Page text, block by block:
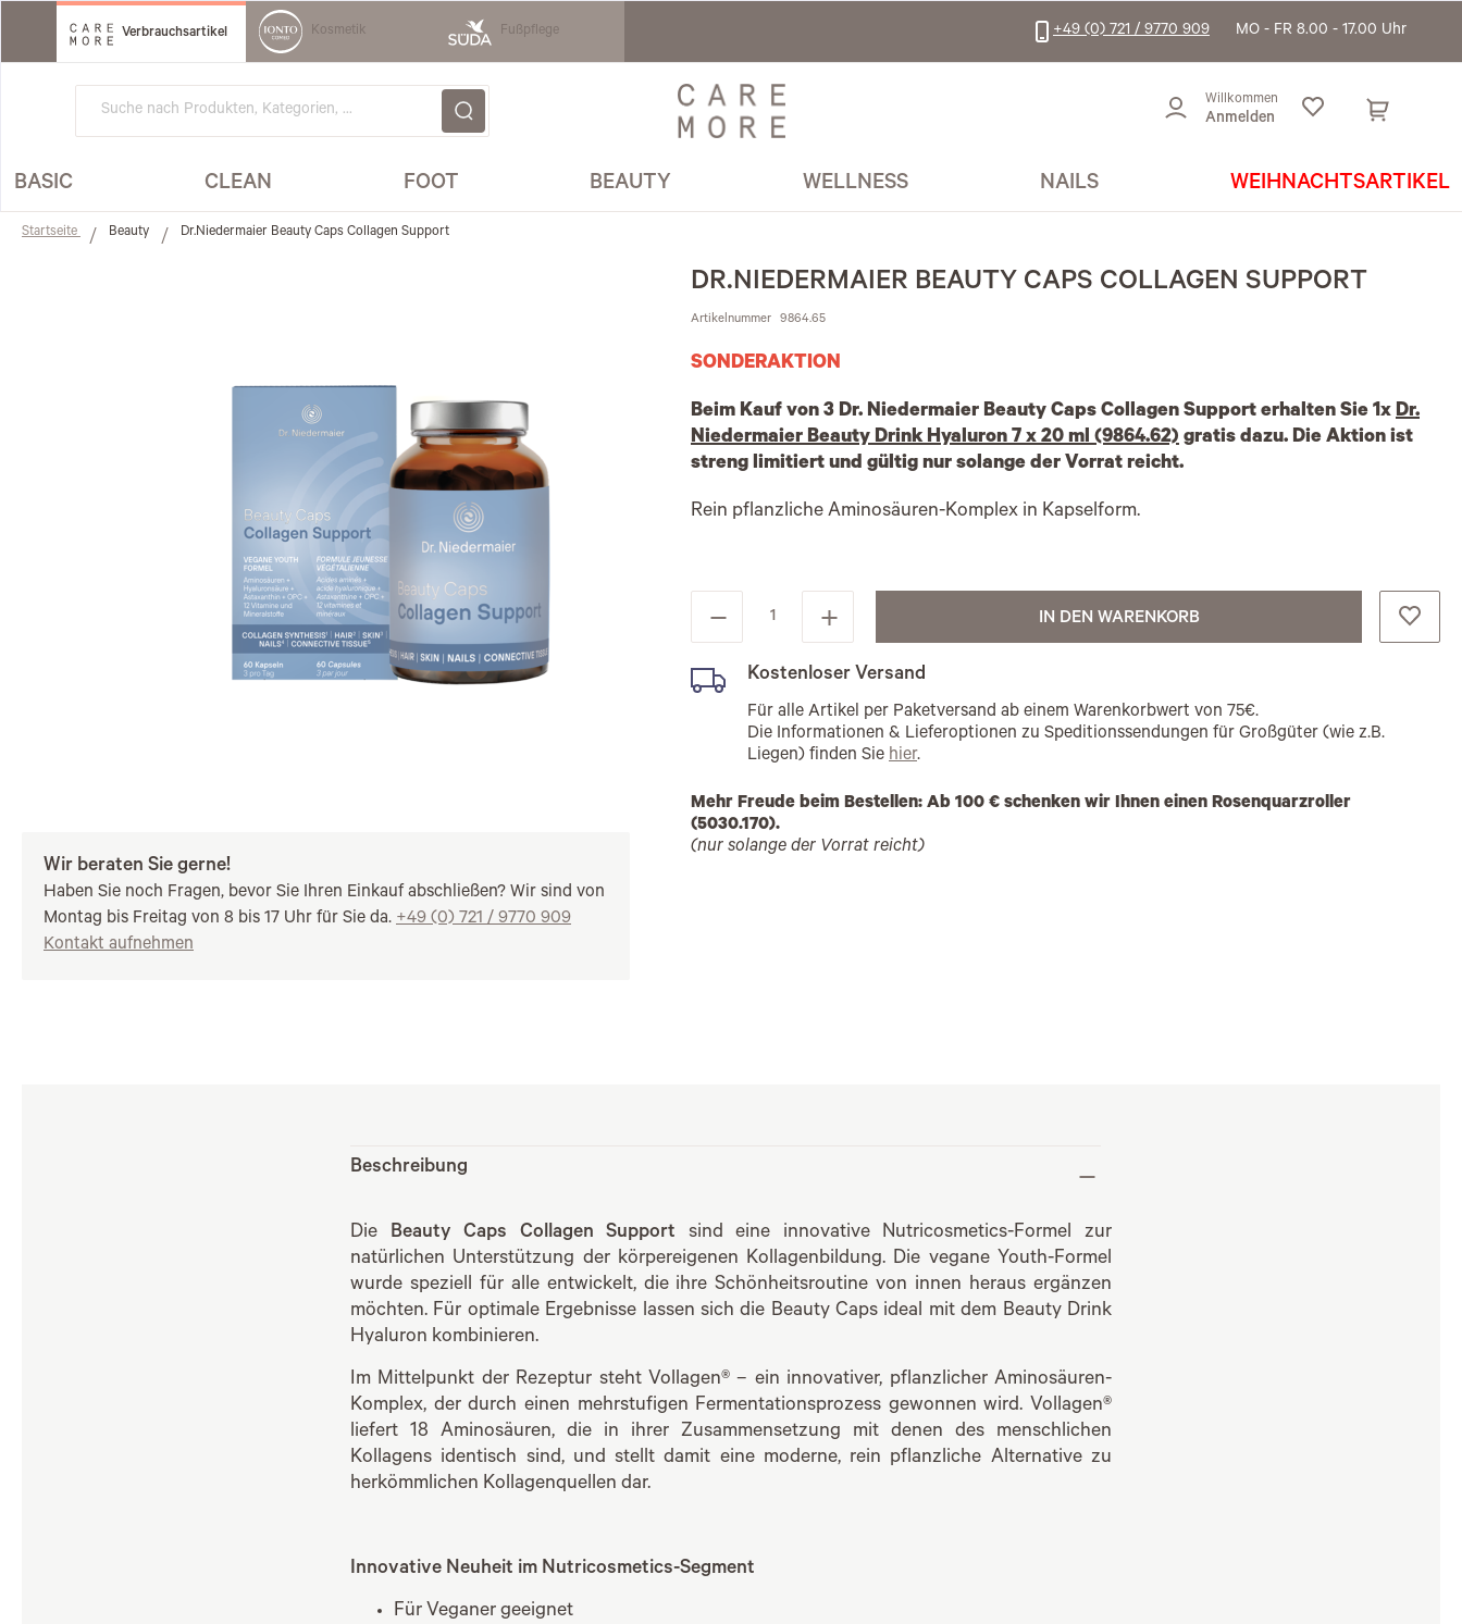
Direkt
zum
Verbrauchsartikel Kosmetik Fußpflege +49 (0) 721 / 9770 909 MO - FR 8.00 - 17.00 Uhr
Willkommen
Anmelden
BASIC CLEAN FOOT BEAUTY WELLNESS NAILS WEIHNACHTSARTIKEL
Startseite Beauty Dr.Niedermaier Beauty Caps Collagen Support
Wir beraten Sie gerne!
Haben Sie noch Fragen, bevor Sie Ihren Einkauf abschließen? Wir sind von
Montag bis Freitag von 8 bis 17 Uhr für Sie da. +49 (0) 721 / 9770 909
Kontakt aufnehmen
DR.NIEDERMAIER BEAUTY CAPS COLLAGEN SUPPORT
Artikelnummer 9864.65
SONDERAKTION
Beim Kauf von 3 Dr. Niedermaier Beauty Caps Collagen Support erhalten Sie 1x Dr.
Niedermaier Beauty Drink Hyaluron 7 x 20 ml (9864.62) gratis dazu. Die Aktion ist
streng limitiert und gültig nur solange der Vorrat reicht.
Rein pflanzliche Aminosäuren-Komplex in Kapselform.
IN DEN WARENKORB
Kostenloser Versand
Für alle Artikel per Paketversand ab einem Warenkorbwert von 75€.
Die Informationen & Lieferoptionen zu Speditionssendungen für Großgüter (wie z.B.
Liegen) finden Sie hier.
Mehr Freude beim Bestellen: Ab 100 € schenken wir Ihnen einen Rosenquarzroller
(5030.170).
(nur solange der Vorrat reicht)
Beschreibung
Die Beauty Caps Collagen Support sind eine innovative Nutricosmetics-Formel zur
natürlichen Unterstützung der körpereigenen Kollagenbildung. Die vegane Youth-Formel
wurde speziell für alle entwickelt, die ihre Schönheitsroutine von innen heraus ergänzen
möchten. Für optimale Ergebnisse lassen sich die Beauty Caps ideal mit dem Beauty Drink
Hyaluron kombinieren.
Im Mittelpunkt der Rezeptur steht Vollagen® – ein innovativer, pflanzlicher Aminosäuren-
Komplex, der durch einen mehrstufigen Fermentationsprozess gewonnen wird. Vollagen®
liefert 18 Aminosäuren, die in ihrer Zusammensetzung mit denen des menschlichen
Kollagens identisch sind, und stellt damit eine moderne, rein pflanzliche Alternative zu
herkömmlichen Kollagenquellen dar.
Innovative Neuheit im Nutricosmetics-Segment
Für Veganer geeignet